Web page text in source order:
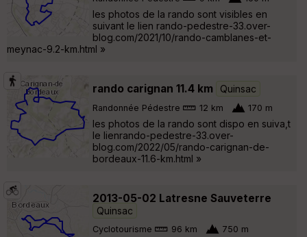
les photos de la rando sont visibles en
suivant le lien rando-pedestre-33.over-
blog.com/2021/10/rando-camblanes-et-
meynac-9.2-km.html »
rando carignan 11.4 km Quinsac
Randonnée Pédestre 12 km 170 m
les photos de la rando sont dispo en suiva,t
le lienrando-pedestre-33.over-
blog.com/2022/05/rando-carignan-de-
bordeaux-11.6-km.html »
2013-05-02 Latresne Sauveterre
Quinsac
Cyclotourisme 96 km 750 m